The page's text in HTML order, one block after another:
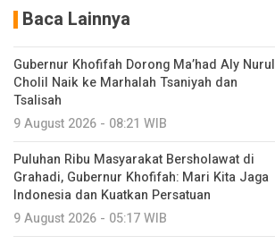
Baca Lainnya
Gubernur Khofifah Dorong Ma’had Aly Nurul
Cholil Naik ke Marhalah Tsaniyah dan
Tsalisah
9 August 2026 - 08:21 WIB
Puluhan Ribu Masyarakat Bersholawat di
Grahadi, Gubernur Khofifah: Mari Kita Jaga
Indonesia dan Kuatkan Persatuan
9 August 2026 - 05:17 WIB